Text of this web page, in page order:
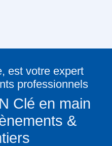
est votre expert
professionnels
en main pour
& Chantiers
- Solution